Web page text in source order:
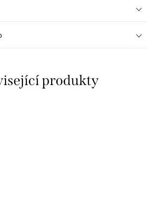
produkty